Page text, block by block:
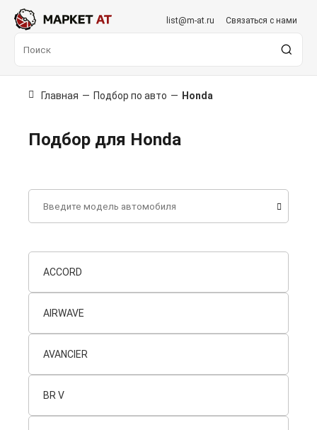
list@m-at.ru Связаться с нами
Главная — Подбор по авто — Honda
Подбор для Honda
ACCORD
AIRWAVE
AVANCIER
BR V